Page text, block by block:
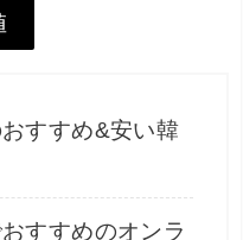
すすめ&安い韓
すすめのオンラ